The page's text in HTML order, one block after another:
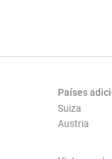
Países
Suiza
Austria